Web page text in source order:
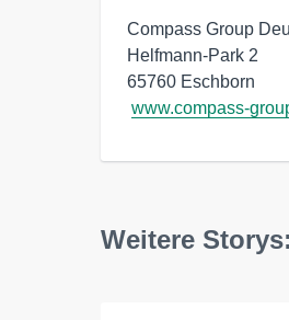
Compass Group
Helfmann-Park 2
65760 Eschborn
www.compass-
Weitere